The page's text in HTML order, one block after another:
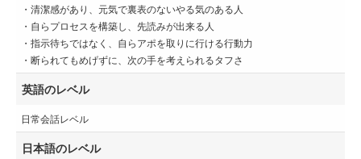
・清潔感があり、元気で裏表のないやる気のある人
・自らプロセスを構築し、先読みが出来る人
・指示待ちではなく、自らアポを取りに行ける行動力
・断られてもめげずに、次の手を考えられるタフさ
英語のレベル
日常会話レベル
日本語のレベル